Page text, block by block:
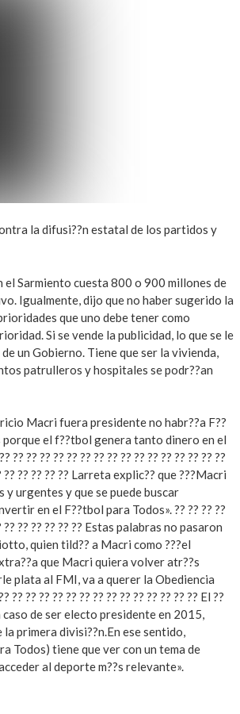
la difusi??n estatal de los partidos y
el Sarmiento cuesta 800 o 900 millones de
Igualmente, dijo que no haber sugerido la
que uno debe tener como
Si se vende la publicidad, lo que se le
un Gobierno. Tiene que ser la vivienda,
patrulleros y hospitales se podr??an
Macri fuera presidente no habr??a F??
el f??tbol genera tanto dinero en el
?? ?? ?? ?? ?? ?? ?? ?? ?? ?? ?? ?? ?? ?? ??
?? ?? ?? ?? ?? Larreta explic?? que ???Macri
y urgentes y que se puede buscar
en el F??tbol para Todos». ?? ?? ?? ??
?? ?? ?? ?? ?? ?? Estas palabras no pasaron
quien tild?? a Macri como ???el
que Macri quiera volver atr??s
plata al FMI, va a querer la Obediencia
?? ?? ?? ?? ?? ?? ?? ?? ?? ?? ?? ?? ?? El ??
de ser electo presidente en 2015,
primera divisi??n.En ese sentido,
Todos) tiene que ver con un tema de
al deporte m??s relevante».